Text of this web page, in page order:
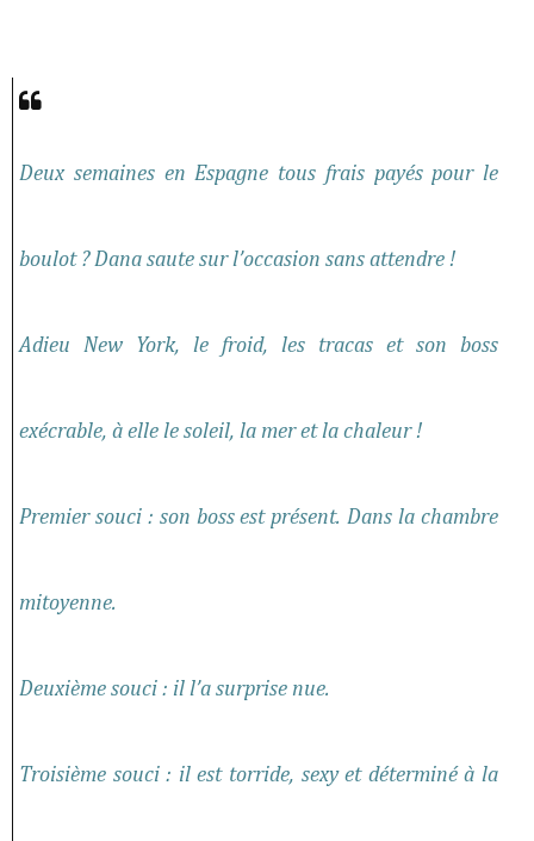
Deux semaines en Espagne tous frais payés pour le
boulot ? Dana saute sur l’occasion sans attendre !
Adieu New York, le froid, les tracas et son boss
exécrable, à elle le soleil, la mer et la chaleur !
Premier souci : son boss est présent. Dans la chambre
mitoyenne.
Deuxième souci : il l’a surprise nue.
Troisième souci : il est torride, sexy et déterminé à la